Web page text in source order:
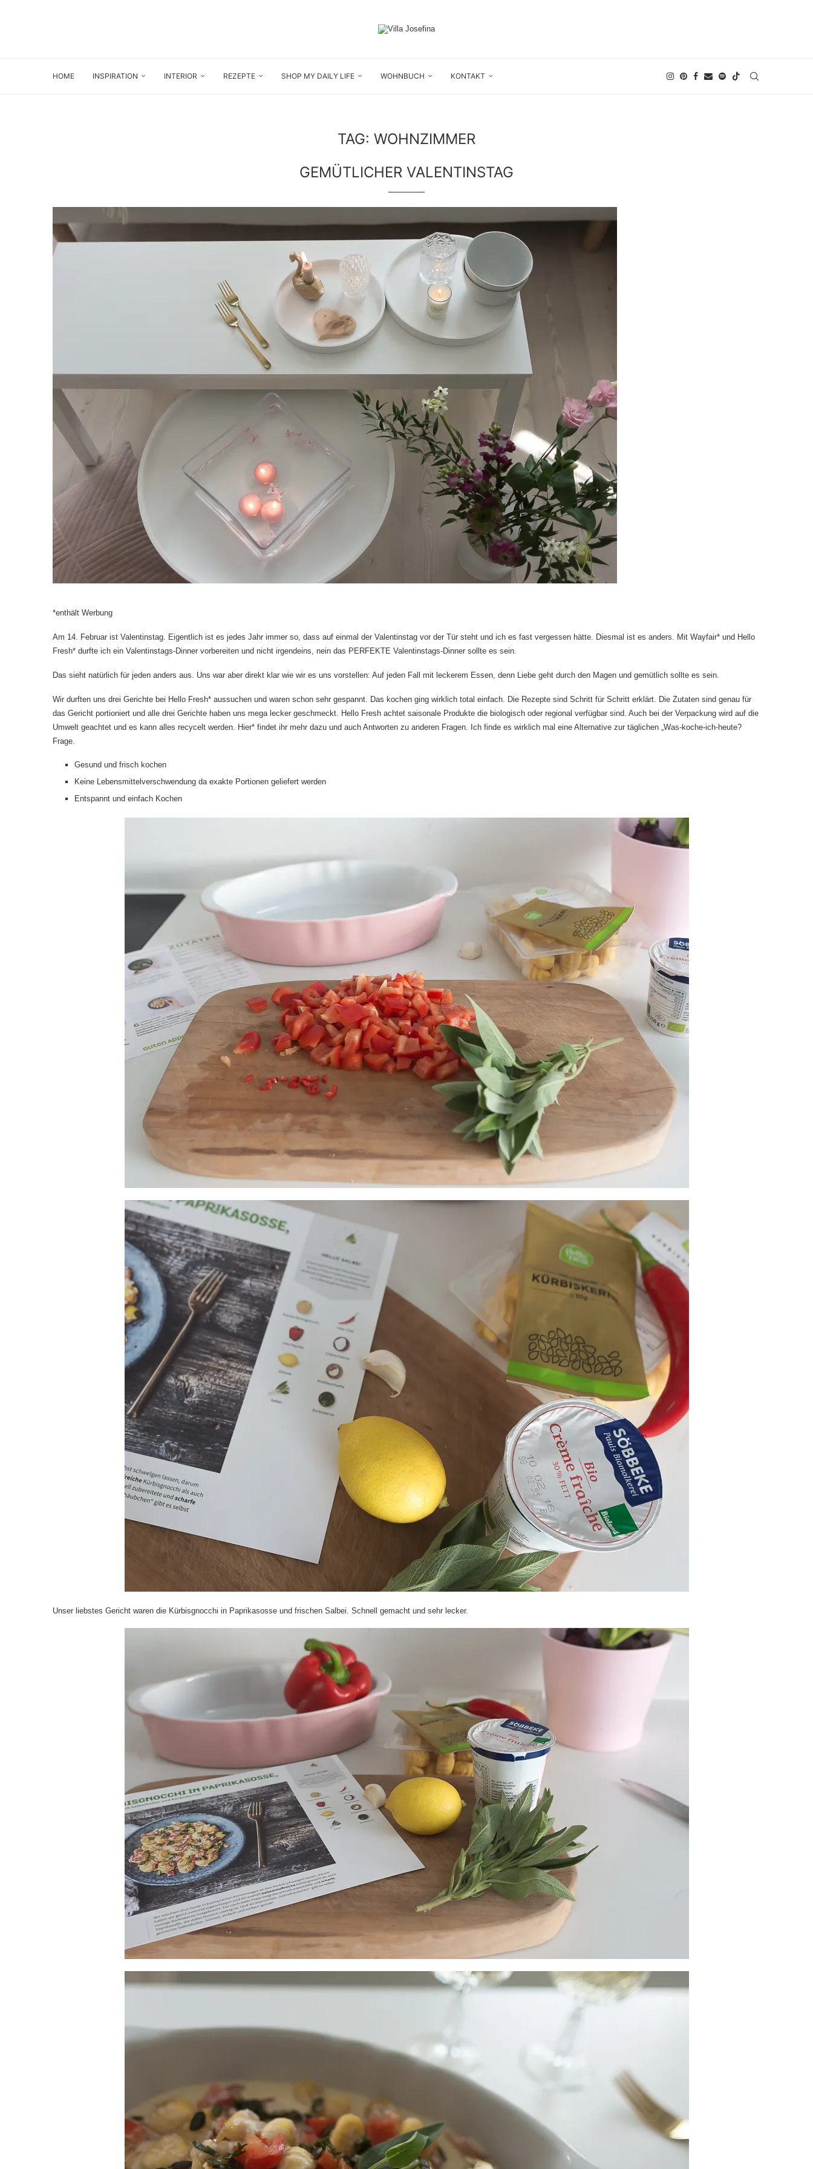
HOME INSPIRATION INTERIOR REZEPTE SHOP MY DAILY LIFE WOHNBUCH KONTAKT
TAG: WOHNZIMMER
GEMÜTLICHER VALENTINSTAG
*enthält Werbung
Am 14. Februar ist Valentinstag. Eigentlich ist es jedes Jahr immer so, dass auf einmal der Valentinstag vor der Tür steht und ich es fast vergessen hätte. Diesmal ist es anders. Mit Wayfair* und Hello
Fresh* durfte ich ein Valentinstags-Dinner vorbereiten und nicht irgendeins, nein das PERFEKTE Valentinstags-Dinner sollte es sein.
Das sieht natürlich für jeden anders aus. Uns war aber direkt klar wie wir es uns vorstellen: Auf jeden Fall mit leckerem Essen, denn Liebe geht durch den Magen und gemütlich sollte es sein.
Wir durften uns drei Gerichte bei Hello Fresh* aussuchen und waren schon sehr gespannt. Das kochen ging wirklich total einfach. Die Rezepte sind Schritt für Schritt erklärt. Die Zutaten sind genau für
das Gericht portioniert und alle drei Gerichte haben uns mega lecker geschmeckt. Hello Fresh achtet saisonale Produkte die biologisch oder regional verfügbar sind. Auch bei der Verpackung wird auf die
Umwelt geachtet und es kann alles recycelt werden. Hier* findet ihr mehr dazu und auch Antworten zu anderen Fragen. Ich finde es wirklich mal eine Alternative zur täglichen „Was-koche-ich-heute?
Frage.
Gesund und frisch kochen
Keine Lebensmittelverschwendung da exakte Portionen geliefert werden
Entspannt und einfach Kochen
Unser liebstes Gericht waren die Kürbisgnocchi in Paprikasosse und frischen Salbei. Schnell gemacht und sehr lecker.